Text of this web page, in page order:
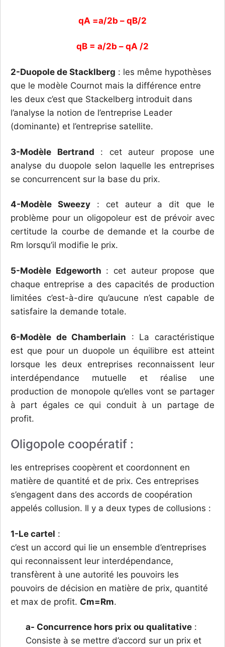
qA =a/2b – qB/2
qB = a/2b – qA /2
2-Duopole de Stacklberg : les même hypothèses
que le modèle Cournot mais la différence entre
les deux c’est que Stackelberg introduit dans
l’analyse la notion de l’entreprise Leader
(dominante) et l’entreprise satellite.
3-Modèle Bertrand : cet auteur propose une
analyse du duopole selon laquelle les entreprises
se concurrencent sur la base du prix.
4-Modèle Sweezy: cet auteur a dit que le
problème pour un oligopoleur est de prévoir avec
certitude la courbe de demande et la courbe de
Rm lorsqu’il modifie le prix.
5-Modèle Edgeworth : cet auteur propose que
chaque entreprise a des capacités de production
limitées c’est-à-dire qu’aucune n’est capable de
satisfaire la demande totale.
6-Modèle de Chamberlain : La caractéristique
est que pour un duopole un équilibre est atteint
lorsque les deux entreprises reconnaissent leur
interdépendance mutuelle et réalise une
production de monopole qu’elles vont se partager
à part égales ce qui conduit à un partage de
profit.
Oligopole coopératif :
les entreprises coopèrent et coordonnent en
matière de quantité et de prix. Ces entreprises
s’engagent dans des accords de coopération
appelés collusion. Il y a deux types de collusions :
1-Le cartel :
c’est un accord qui lie un ensemble d’entreprises
qui reconnaissent leur interdépendance,
transfèrent à une autorité les pouvoirs les
pouvoirs de décision en matière de prix, quantité
et max de profit. Cm=Rm.
a- Concurrence hors prix ou qualitative :
Consiste à se mettre d’accord sur un prix et